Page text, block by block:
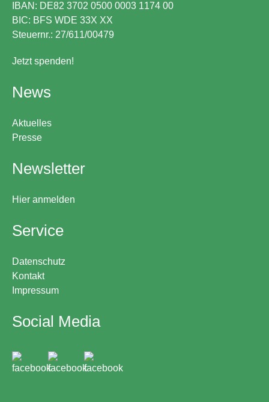
IBAN: DE82 3702 0500 0003 1174 00
BIC: BFS WDE 33X XX
Steuernr.: 27/611/00479
Jetzt spenden!
News
Aktuelles
Presse
Newsletter
Hier anmelden
Service
Datenschutz
Kontakt
Impressum
Social Media